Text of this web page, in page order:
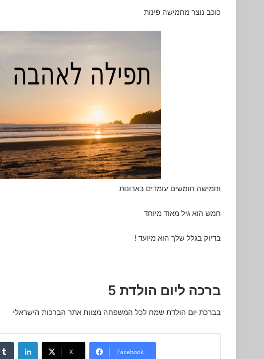
כוכב נוצר מחמישה פינות
וחמישה חומשים עומדים בארונות
חמש הוא גיל מאוד מיוחד
בדיוק בגלל שלך הוא מיועד !
ברכה ליום הולדת 5
בברכת יום הולדת שמח לכל המשפחה מצוות אתר הברכות הישראלי
Facebook
X
LinkedIn